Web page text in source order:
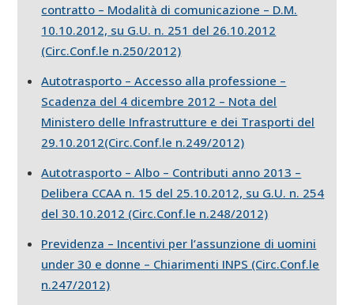
contratto – Modalità di comunicazione – D.M.
10.10.2012, su G.U. n. 251 del 26.10.2012
(Circ.Conf.le n.250/2012)
Autotrasporto – Accesso alla professione –
Scadenza del 4 dicembre 2012 – Nota del
Ministero delle Infrastrutture e dei Trasporti del
29.10.2012(Circ.Conf.le n.249/2012)
Autotrasporto – Albo – Contributi anno 2013 –
Delibera CCAA n. 15 del 25.10.2012, su G.U. n. 254
del 30.10.2012 (Circ.Conf.le n.248/2012)
Previdenza – Incentivi per l’assunzione di uomini
under 30 e donne – Chiarimenti INPS (Circ.Conf.le
n.247/2012)